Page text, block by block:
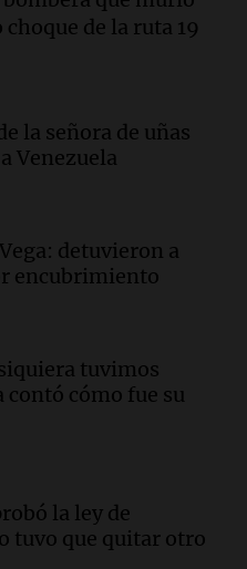
la intendenta
Cruz del Lago
una estafa
una financiera en
desalojos exprés
décimo primera
la intendenta
de la ruta 19
la señora de uñas
Venezuela
detuvieron a
encubrimiento
tuvimos
contó cómo fue su
la ley de
tuvo que quitar otro